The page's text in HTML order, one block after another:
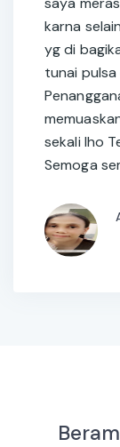
karna
yg di
tunai
sekali lho
Semoga